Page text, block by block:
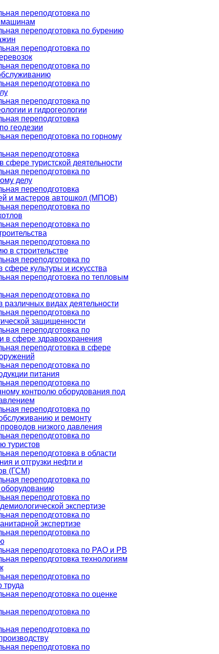
переподготовка по
машинам
переподготовка по бурению
переподготовка по
переподготовка по
переподготовка по
переподготовка по
и гидрогеологии
переподготовка
геодезии
переподготовка по горному
переподготовка
сфере туристской деятельности
переподготовка по
делу
переподготовка
и мастеров автошкол (МПОВ)
переподготовка по
переподготовка по
переподготовка по
в строительстве
переподготовка по
культуры и искусства
переподготовка по тепловым
переподготовка по
видах деятельности
переподготовка по
защищенности
переподготовка по
в сфере здравоохранения
переподготовка в сфере
переподготовка по
питания
переподготовка по
контролю оборудования под
переподготовка по
и ремонту
низкого давления
переподготовка по
туристов
переподготовка в области
и отгрузки нефти и
(ГСМ)
переподготовка по
переподготовка по
экспертизе
переподготовка по
экспертизе
переподготовка по
переподготовка по РАО и РВ
переподготовка технологиям
переподготовка по
переподготовка по оценке
переподготовка по
переподготовка по
переподготовка по